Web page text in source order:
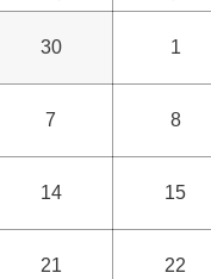
30 1
7 8
14 15
21 22